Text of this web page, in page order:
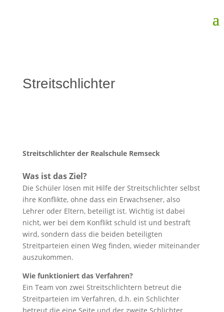
Streitschlichter
Streitschlichter der Realschule Remseck
Was ist das Ziel?
Die Schüler lösen mit Hilfe der Streitschlichter selbst
ihre Konflikte, ohne dass ein Erwachsener, also
Lehrer oder Eltern, beteiligt ist. Wichtig ist dabei
nicht, wer bei dem Konflikt schuld ist und bestraft
wird, sondern dass die beiden beteiligten
Streitparteien einen Weg finden, wieder miteinander
auszukommen.
Wie funktioniert das Verfahren?
Ein Team von zwei Streitschlichtern betreut die
Streitparteien im Verfahren, d.h. ein Schlichter